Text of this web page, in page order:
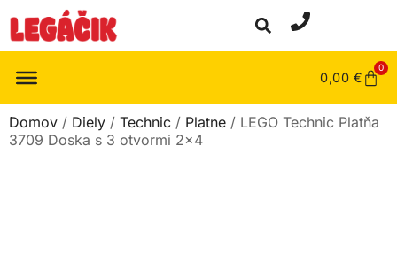
0,00 €
0
Domov / Diely / Technic / Platne / LEGO Technic Platňa
3709 Doska s 3 otvormi 2×4